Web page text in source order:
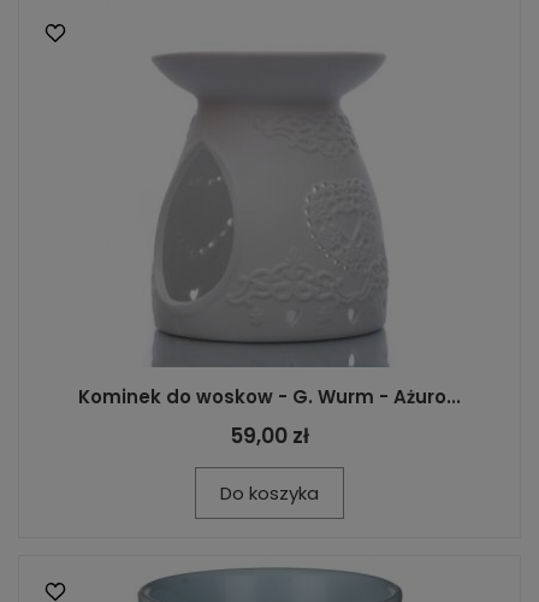
Kominek do woskow - G. Wurm - Ażuro...
59,00 zł
Do koszyka